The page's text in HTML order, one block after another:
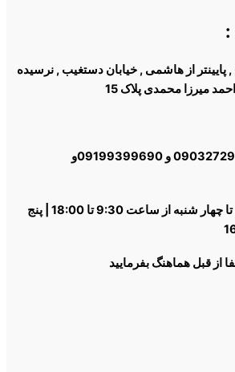
:
, پایینتر از هاشمی , خیابان دستغیب , نرسیده
میرزا محمدی پلاک 15
09100979969 و 09032729550 و 09199399690و
ساعت پاسخگويي شنبه تا چهار شنبه از ساعت 9:30 تا 18:00 | پنج
قبل هماهنگ بفرمایید